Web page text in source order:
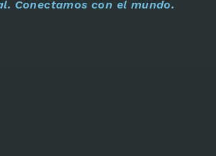
Conectamos con el mundo.